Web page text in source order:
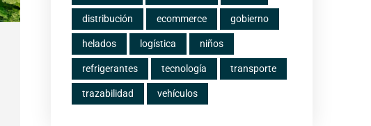
distribución ecommerce gobierno
helados logística niños
refrigerantes tecnología transporte
trazabilidad vehículos